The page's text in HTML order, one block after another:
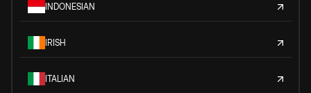
INDONESIAN
IRISH
ITALIAN